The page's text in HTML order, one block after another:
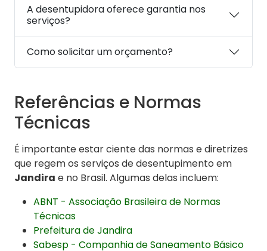
A desentupidora oferece garantia nos
serviços?
Como solicitar um orçamento?
Referências e Normas
Técnicas
É importante estar ciente das normas e diretrizes
que regem os serviços de desentupimento em
Jandira e no Brasil. Algumas delas incluem:
ABNT - Associação Brasileira de Normas
Técnicas
Prefeitura de Jandira
Sabesp - Companhia de Saneamento Básico